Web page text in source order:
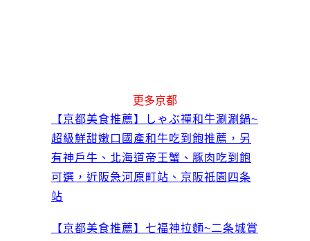
更多京都
【京都美食推薦】しゃぶ禪和牛涮涮鍋~
超級鮮甜嫩口國產和牛吃到飽推薦，另
有神戶牛、北海道帝王蟹、豚肉吃到飽
可選，近阪急河原町站、京阪祇園四条
站
【京都美食推薦】七福神拉麵~二条城賞